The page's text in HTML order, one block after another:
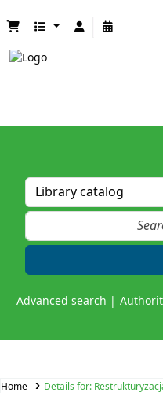
Advanced search
Home Details for: